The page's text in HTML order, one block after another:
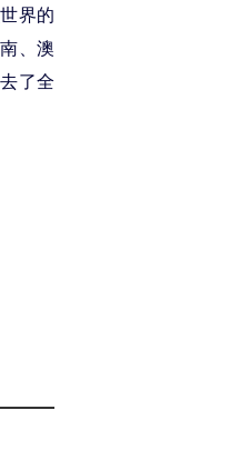
界的
、澳
了全